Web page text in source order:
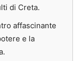
di Creta.
affascinante
e la